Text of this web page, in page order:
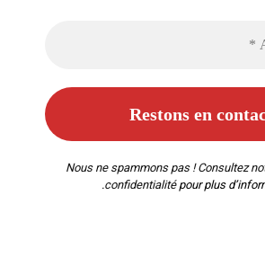
Nous ne spammons pas ! Consultez
confidentialitépour plus